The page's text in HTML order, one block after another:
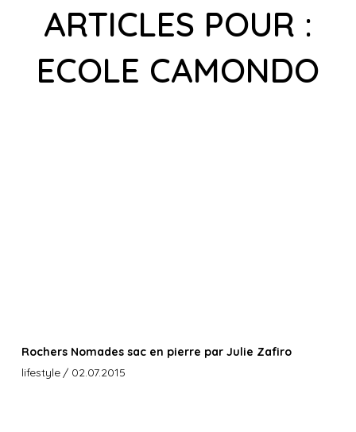
ARTICLES POUR :
ECOLE CAMONDO
Rochers Nomades sac en pierre par Julie Zafiro
lifestyle / 02.07.2015